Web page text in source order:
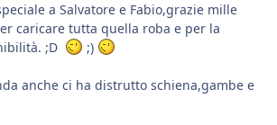
a Salvatore e Fabio,grazie mille
caricare tutta quella roba e per la
;D
;)
anche ci ha distrutto schiena,gambe e